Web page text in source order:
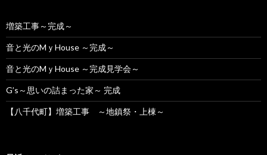
増築工事～完成～
音と光のMｙHouse ～完成～
音と光のMｙHouse ～完成見学会～
G’s～思いの詰まった家～ 完成
【八千代町】増築工事 ～地鎮祭・上棟～